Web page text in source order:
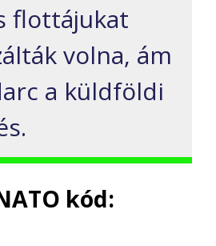
flottájukat
volna, ám
a küldföldi
kód: